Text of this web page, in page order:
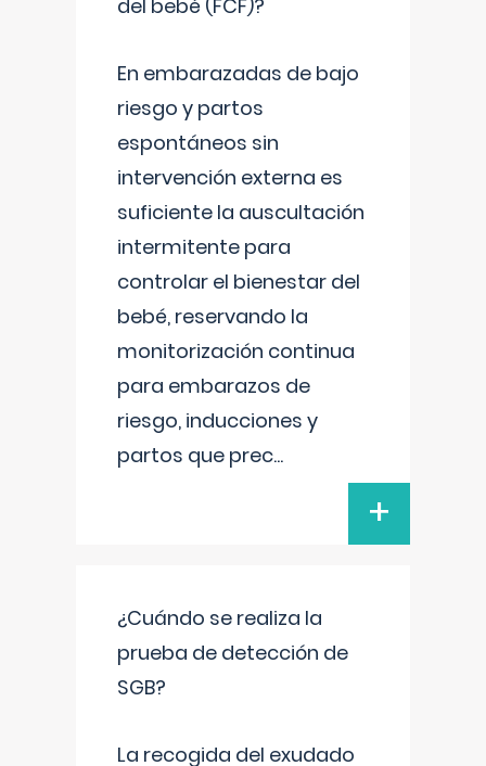
del bebé (FCF)?
En embarazadas de bajo
riesgo y partos
espontáneos sin
intervención externa es
suficiente la auscultación
intermitente para
controlar el bienestar del
bebé, reservando la
monitorización continua
para embarazos de
riesgo, inducciones y
partos que prec...
+
¿Cuándo se realiza la
prueba de detección de
SGB?
La recogida del exudado